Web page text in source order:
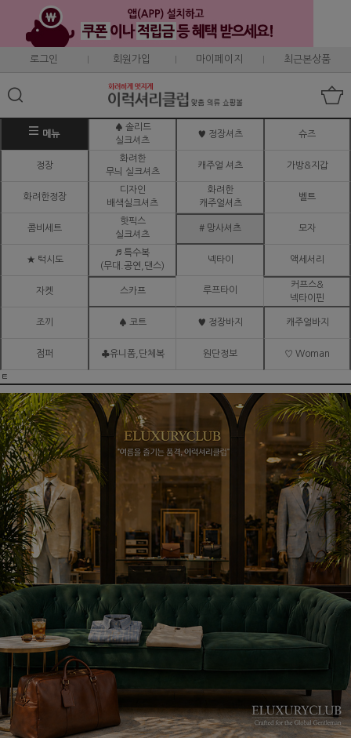
로그인 회원가입 마이페이지 최근본상품
메뉴
♠ 솔리드
실크셔츠
♥ 정장셔츠 슈즈
정장
화려한
무늬 실크셔츠
캐주얼 셔츠 가방&지갑
화려한정장
디자인
배색실크셔츠
화려한
캐주얼셔츠
벨트
콤비세트
핫픽스
실크셔츠
# 망사셔츠 모자
★ 턱시도
♬ 특수복
(무대.공연,댄스)
넥타이 액세서리
자켓 스카프 루프타이
커프스&
넥타이핀
조끼 ♠ 코트 ♥ 정장바지 캐주얼바지
점퍼 ♣유니폼,단체복 원단정보 ♡ Woman
ㅌ